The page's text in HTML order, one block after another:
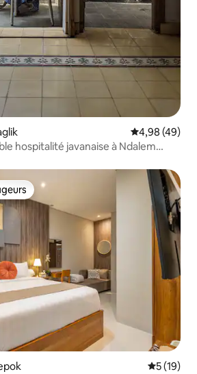
Évaluation
4,98 (49)
hospitalité javanaise à Ndalem
5 (19)